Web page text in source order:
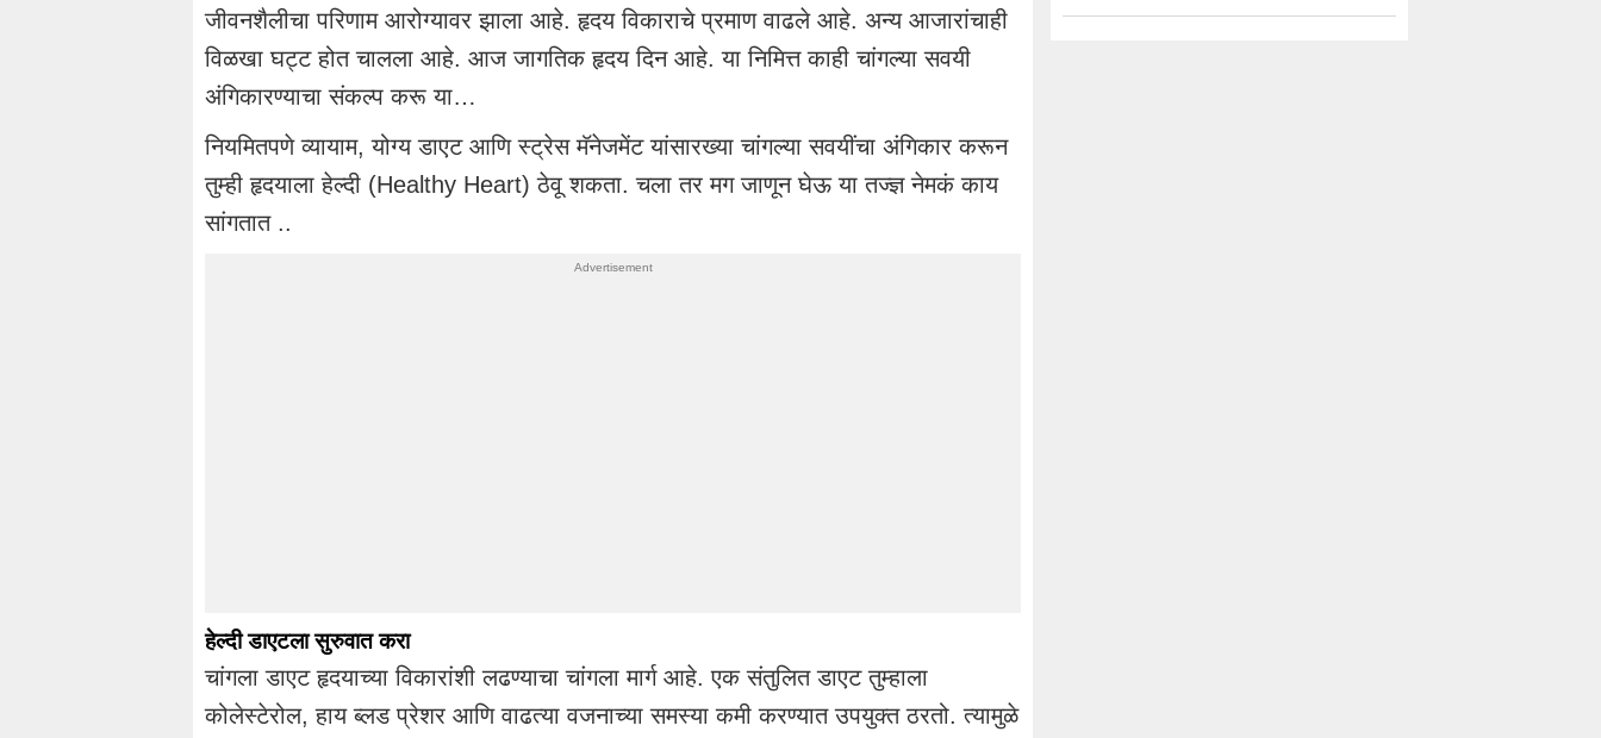
जीवनशैलीचा परिणाम आरोग्यावर झाला आहे. हृदय विकाराचे प्रमाण वाढले आहे. अन्य आजारांचाही
विळखा घट्ट होत चालला आहे. आज जागतिक हृदय दिन आहे. या निमित्त काही चांगल्या सवयी
अंगिकारण्याचा संकल्प करू या…
नियमितपणे व्यायाम, योग्य डाएट आणि स्ट्रेस मॅनेजमेंट यांसारख्या चांगल्या सवयींचा अंगिकार करून
तुम्ही हृदयाला हेल्दी (Healthy Heart) ठेवू शकता. चला तर मग जाणून घेऊ या तज्ज्ञ नेमकं काय
सांगतात ..
हेल्दी डाएटला सुरुवात करा
चांगला डाएट हृदयाच्या विकारांशी लढण्याचा चांगला मार्ग आहे. एक संतुलित डाएट तुम्हाला
कोलेस्टेरोल, हाय ब्लड प्रेशर आणि वाढत्या वजनाच्या समस्या कमी करण्यात उपयुक्त ठरतो. त्यामुळे